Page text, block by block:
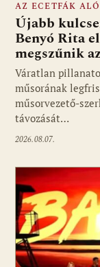
Fotó: media1.hu
AZ ECETFÁK
Újabb
Benyó Rita
megszűnik
Váratlan
műsorának
műsorvezető-
távozását…
2026.08.07.